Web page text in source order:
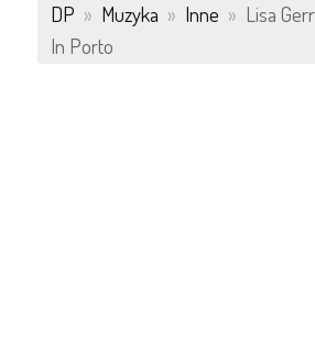
DP » Muzyka » Inne » Lisa
In Porto